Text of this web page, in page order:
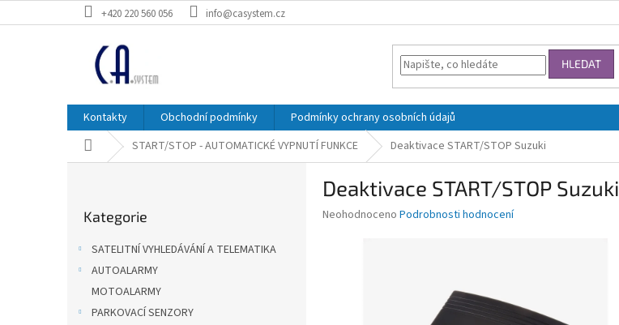
na
+420 220 560 056 info@casystem.cz
HLEDAT
Kontakty Obchodní podmínky
Podmínky ochrany osobních údajů
Domů START/STOP - AUTOMATICKÉ VYPNUTÍ FUNKCE Deaktivace START/STOP Suzuki
kategorie
Kategorie
SATELITNÍ VYHLEDÁVÁNÍ A TELEMATIKA
AUTOALARMY
MOTOALARMY
PARKOVACÍ SENZORY
Deaktivace START/STOP Suzuki
Průměrné
Neohodnoceno Podrobnosti hodnocení